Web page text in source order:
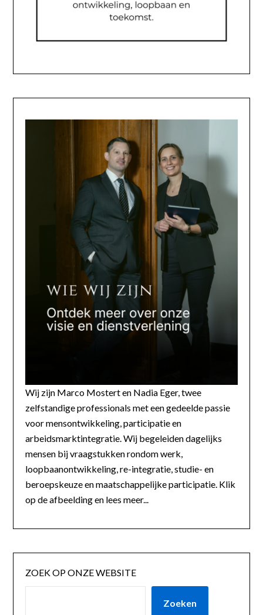
Wij zijn Marco Mostert en Nadia Eger, twee
zelfstandige professionals met een gedeelde passie
voor mensontwikkeling, participatie en
arbeidsmarktintegratie. Wij begeleiden dagelijks
mensen bij vraagstukken rondom werk,
loopbaanontwikkeling, re-integratie, studie- en
beroepskeuze en maatschappelijke participatie. Klik
op de afbeelding en lees meer...
ZOEK OP ONZE WEBSITE
Zoeken